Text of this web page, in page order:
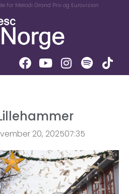
for Melodi Grand Prix og Eurovision
20, 202507:35